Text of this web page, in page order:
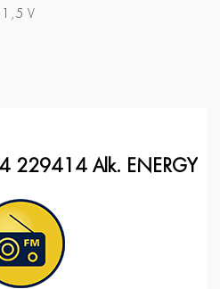
1,5 V
229414 Alk. ENERGY